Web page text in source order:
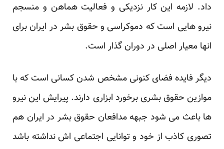
داد. لازمه این کار نزدیکی و فعالیت هماهن و منسجم
نیرو هایی است که دموکراسی و حقوق بشر در ایران برای
انها معیار اصلی در دوران گذار است.
دیگر فایده فضای کنونی مشخص شدن کسانی است که با
موازین حقوق بشری برخورد ابزاری دارند. پیرایش این نیرو
ها باعث می شود جبهه مدافعان حقوق بشر در ایران هم
تصوری کاذب از خود و توانایی اجتماعی اش نداشته باشد